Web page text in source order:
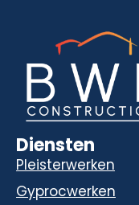
Diensten
Pleisterwerken
Gyprocwerken